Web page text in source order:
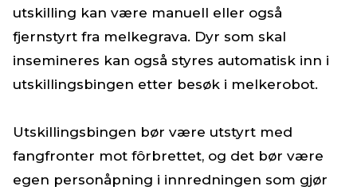
utskilling kan være manuell eller også
fjernstyrt fra melkegrava. Dyr som skal
insemineres kan også styres automatisk inn i
utskillingsbingen etter besøk i melkerobot.
Utskillingsbingen bør være utstyrt med
fangfronter mot fôrbrettet, og det bør være
egen personåpning i innredningen som gjør